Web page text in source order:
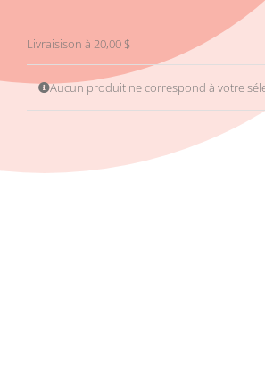
Livraisison à 20,00 $
Aucun produit ne correspond à votre